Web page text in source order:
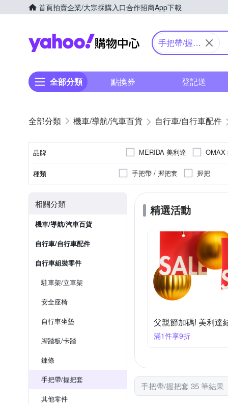
首頁拍賣企業/大宗採購入口合作招商App下載
Yahoo購物中心
手把帶/握把
全部分類
點換券 登記送
機車/導航/汽車百貨 自行車/自行車配件
品牌 MERIDA 美利達 OMAX
種類 手把帶 / 握把套 握把
相關分類
機車/導航/汽車百貨
自行車/自行車配件
自行車組裝零件
駐車架/立車架
安全座椅
自行車坐墊
腳踏板/卡踏
鍊條
手把帶/握把套
其他零件
精選活動
父親節加碼! 美利達
滿1件享9折
手把帶/握把套 35 筆結果